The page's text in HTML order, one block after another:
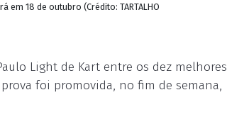
18 de outubro (Crédito: TARTALHO
Light de Kart entre os dez melhores
foi promovida, no fim de semana,